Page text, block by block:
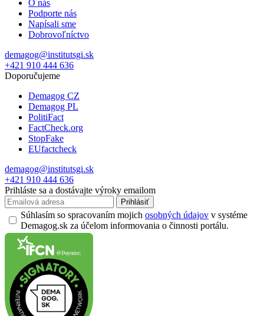
O nás
Podporte nás
Napísali sme
Dobrovoľníctvo
demagog@institutsgi.sk
+421 910 444 636
Doporučujeme
Demagog CZ
Demagog PL
PolitiFact
FactCheck.org
StopFake
EUfactcheck
demagog@institutsgi.sk
+421 910 444 636
Prihláste sa a dostávajte výroky emailom
Prihlásiť
Súhlasím so spracovaním mojich osobných údajov v systéme
Demagog.sk za účelom informovania o činnosti portálu.